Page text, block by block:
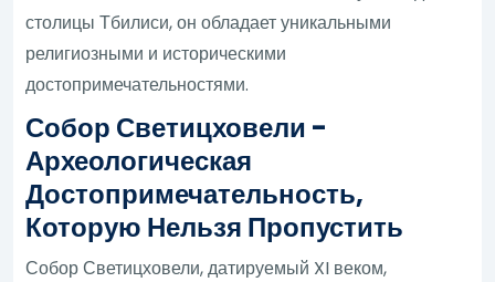
столицы Тбилиси, он обладает уникальными
религиозными и историческими
достопримечательностями.
Собор Светицховели -
Археологическая
Достопримечательность,
Которую Нельзя Пропустить
Собор Светицховели, датируемый XI веком,